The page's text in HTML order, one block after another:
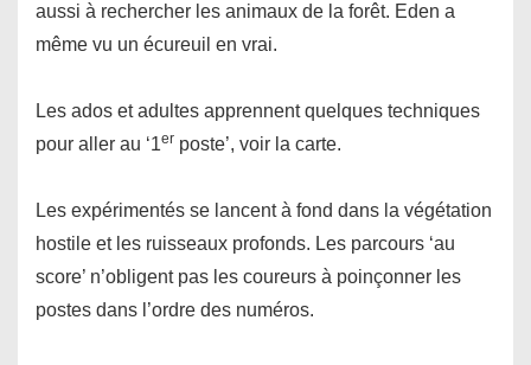
aussi à rechercher les animaux de la forêt. Eden a
même vu un écureuil en vrai.
Les ados et adultes apprennent quelques techniques
pour aller au ‘1er poste’, voir la carte.
Les expérimentés se lancent à fond dans la végétation
hostile et les ruisseaux profonds. Les parcours ‘au
score’ n’obligent pas les coureurs à poinçonner les
postes dans l’ordre des numéros.